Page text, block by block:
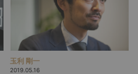
玉利 剛一
2019.05.16